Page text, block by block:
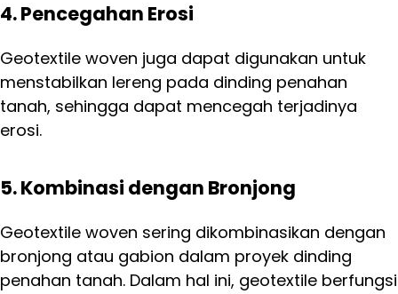
4. Pencegahan Erosi
Geotextile woven juga dapat digunakan untuk
menstabilkan lereng pada dinding penahan
tanah, sehingga dapat mencegah terjadinya
erosi.
5. Kombinasi dengan Bronjong
Geotextile woven sering dikombinasikan dengan
bronjong atau gabion dalam proyek dinding
penahan tanah. Dalam hal ini, geotextile berfungsi